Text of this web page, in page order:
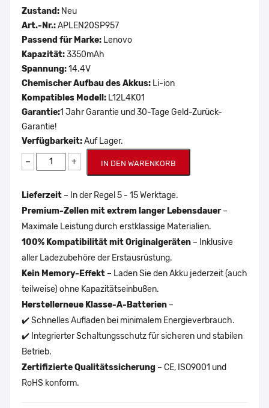
Zustand: Neu
Art.-Nr.:APLEN20SP957
Passend für Marke: Lenovo
Kapazität:3350mAh
Spannung:14.4V
Chemischer Aufbau des Akkus: Li-ion
Kompatibles Modell: L12L4K01
Garantie:1 Jahr Garantie und 30-Tage Geld-Zurück-
Garantie!
Verfügbarkeit:Auf Lager.
− + IN DEN WARENKORB
Lieferzeit – In der Regel 5 - 15 Werktage.
Premium-Zellen mit extrem langer Lebensdauer–
Maximale Leistung durch erstklassige Materialien.
100% Kompatibilität mit Originalgeräten – Inklusive
aller Ladezubehöre der Erstausrüstung.
Kein Memory-Effekt – Laden Sie den Akku jederzeit (auch
teilweise) ohne Kapazitätseinbußen.
Herstellerneue Klasse-A-Batterien –
✔️ Schnelles Aufladen bei minimalem Energieverbrauch.
✔️ Integrierter Schaltungsschutz für sicheren und stabilen
Betrieb.
Zertifizierte Qualitätssicherung – CE, ISO9001 und
RoHS konform.